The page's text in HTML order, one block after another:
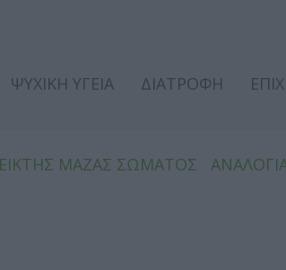
ΨΥΧΙΚΗ ΥΓΕΙΑ ΔΙΑΤΡΟΦΗ
ΜΑΖΑΣ ΣΩΜΑΤΟΣ